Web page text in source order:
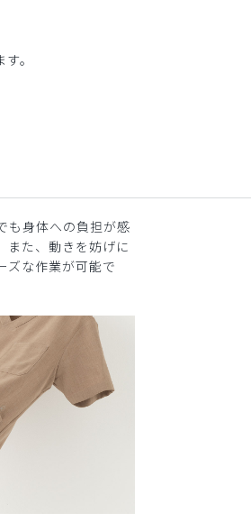
。
も身体への負担が感
また、動きを妨げに
ズな作業が可能で